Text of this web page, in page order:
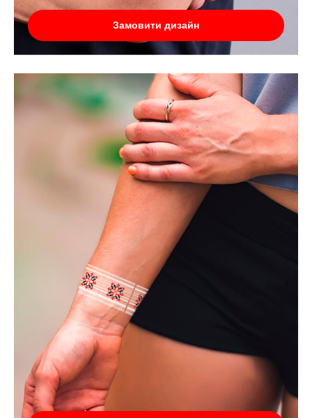
Замовити дизайн